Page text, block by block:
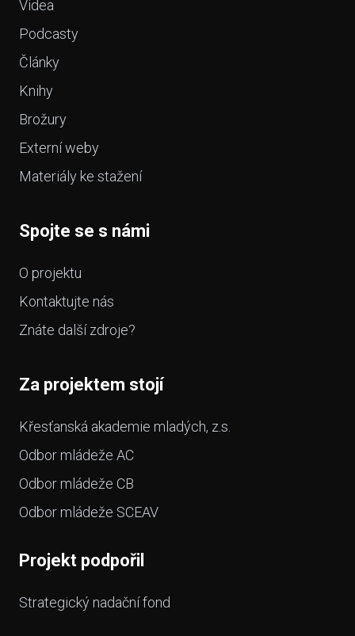
Videa
Podcasty
Články
Knihy
Brožury
Externí weby
Materiály ke stažení
Spojte se s námi
O projektu
Kontaktujte nás
Znáte další zdroje?
Za projektem stojí
Křesťanská akademie mladých, z.s.
Odbor mládeže AC
Odbor mládeže CB
Odbor mládeže SCEAV
Projekt podpořil
Strategický nadační fond